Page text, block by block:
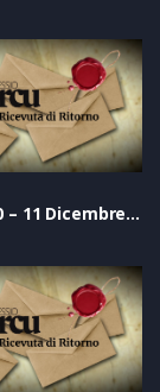
SRDR S1:P20 – 11 Dicembre 2020